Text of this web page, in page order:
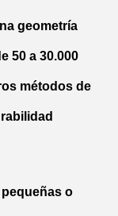
geometría
50 a 30.000
métodos de
o